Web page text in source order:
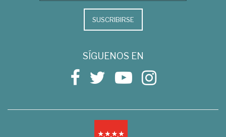
SUSCRIBIRSE
SÍGUENOS EN